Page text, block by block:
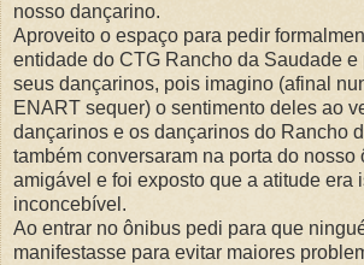
nosso dançarino.
Aproveito o espaço para pedir
entidade do CTG Rancho da Saudade
seus dançarinos, pois imagino (afinal
ENART sequer) o sentimento deles ao
dançarinos e os dançarinos do Rancho
também conversaram na porta do nosso
amigável e foi exposto que a atitude era
inconcebível.
Ao entrar no ônibus pedi para que
manifestasse para evitar maiores